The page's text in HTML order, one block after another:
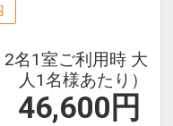
2名1室ご利用時 大
人1名様あたり）
46,600 円